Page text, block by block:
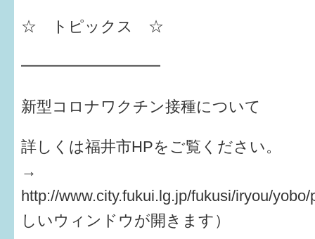
☆ トピックス ☆
━━━━━━━━━
新型コロナワクチン接種について
詳しくは福井市HPをご覧ください。
→
http://www.city.fukui.lg.jp/fukusi/iryou/
しいウィンドウが開きます）
子育てマップ
イベントレポート
なるほどコラム
メールマガジン
はぐくむ.net相談コーナー
みんなの知恵袋